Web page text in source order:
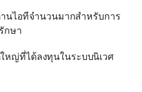
นไอทีจำนวนมากสำหรับการ
กษา
หญ่ที่ได้ลงทุนในระบบนิเวศ